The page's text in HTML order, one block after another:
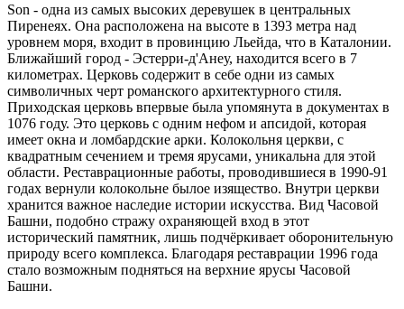
Son - одна из самых высоких деревушек в центральных
Пиренеях. Она расположена на высоте в 1393 метра над
уровнем моря, входит в провинцию Льейда, что в Каталонии.
Ближайший город - Эстерри-д'Анеу, находится всего в 7
километрах. Церковь содержит в себе одни из самых
символичных черт романского архитектурного стиля.
Приходская церковь впервые была упомянута в документах в
1076 году. Это церковь с одним нефом и апсидой, которая
имеет окна и ломбардские арки. Колокольня церкви, с
квадратным сечением и тремя ярусами, уникальна для этой
области. Реставрационные работы, проводившиеся в 1990-91
годах вернули колокольне былое изящество. Внутри церкви
хранится важное наследие истории искусства. Вид Часовой
Башни, подобно стражу охраняющей вход в этот
исторический памятник, лишь подчёркивает оборонительную
природу всего комплекса. Благодаря реставрации 1996 года
стало возможным подняться на верхние ярусы Часовой
Башни.